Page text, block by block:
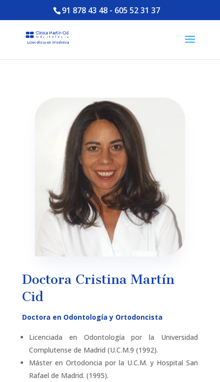
91 878 43 48 - 605 52 31 37
Doctora Cristina Martín
Cid
Doctora en Odontología y Ortodoncista
Licenciada en Odontología por la Universidad
Complutense de Madrid (U.C.M.9 (1992).
Máster en Ortodoncia por la U.C.M. y Hospital San
Rafael de Madrid. (1995).